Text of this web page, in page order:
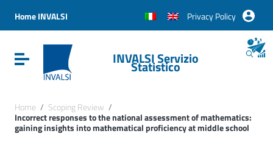
Vai al menu di navigazione
Vai al footer
Home INVALSI Privacy Policy
Attiva / disattiva la navigazioneINVALSI Servizio
Statistico
Home / Scoping Review /
Incorrect responses to the national assessment of mathematics:
gaining insights into mathematical proficiency at middle school